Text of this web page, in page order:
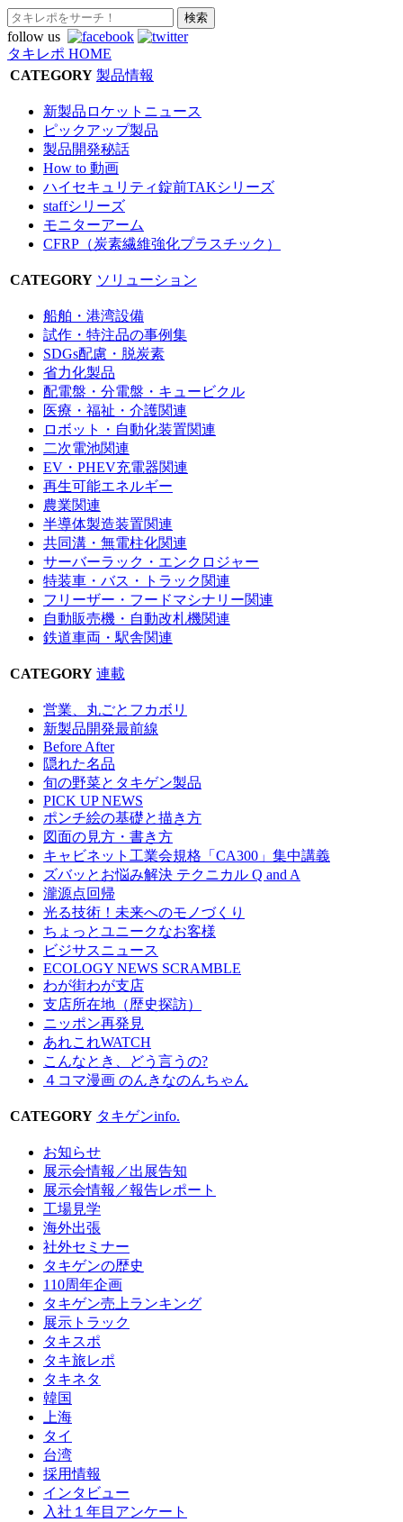
follow us
タキレポ HOME
CATEGORY 製品情報
新製品ロケットニュース
ピックアップ製品
製品開発秘話
How to 動画
ハイセキュリティ錠前TAKシリーズ
staffシリーズ
モニターアーム
CFRP（炭素繊維強化プラスチック）
CATEGORY ソリューション
船舶・港湾設備
試作・特注品の事例集
SDGs配慮・脱炭素
省力化製品
配電盤・分電盤・キュービクル
医療・福祉・介護関連
ロボット・自動化装置関連
二次電池関連
EV・PHEV充電器関連
再生可能エネルギー
農業関連
半導体製造装置関連
共同溝・無電柱化関連
サーバーラック・エンクロジャー
特装車・バス・トラック関連
フリーザー・フードマシナリー関連
自動販売機・自動改札機関連
鉄道車両・駅舎関連
CATEGORY 連載
営業、丸ごとフカボリ
新製品開発最前線
Before After
隠れた名品
旬の野菜とタキゲン製品
PICK UP NEWS
ポンチ絵の基礎と描き方
図面の見方・書き方
キャビネット工業会規格「CA300」集中講義
ズバッとお悩み解決 テクニカル Q and A
瀧源点回帰
光る技術！未来へのモノづくり
ちょっとユニークなお客様
ビジサスニュース
ECOLOGY NEWS SCRAMBLE
わが街わが支店
支店所在地（歴史探訪）
ニッポン再発見
あれこれWATCH
こんなとき、どう言うの?
４コマ漫画 のんきなのんちゃん
CATEGORY タキゲンinfo.
お知らせ
展示会情報／出展告知
展示会情報／報告レポート
工場見学
海外出張
社外セミナー
タキゲンの歴史
110周年企画
タキゲン売上ランキング
展示トラック
タキスポ
タキ旅レポ
タキネタ
韓国
上海
タイ
台湾
採用情報
インタビュー
入社１年目アンケート